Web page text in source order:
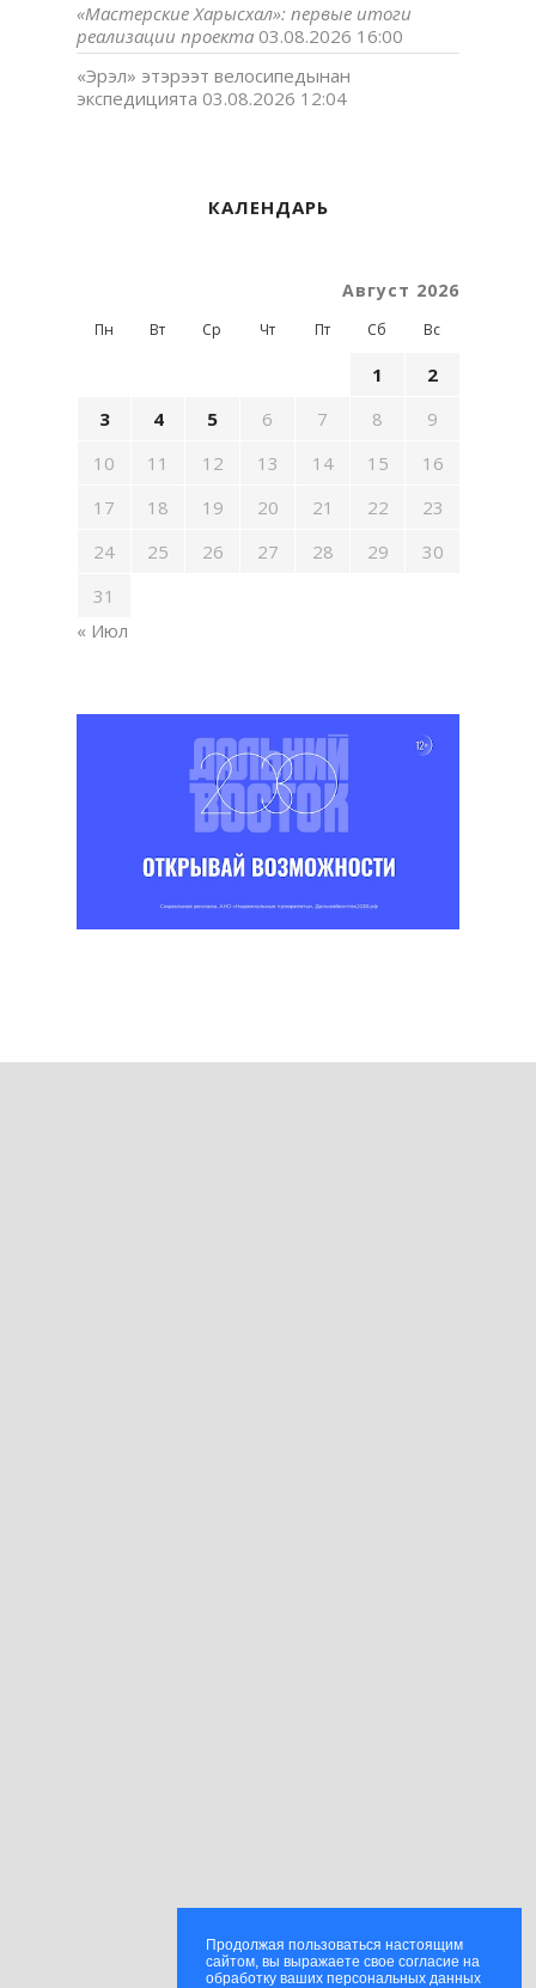
Продолжая пользоваться настоящим
сайтом, вы выражаете свое согласие на
обработку ваших персональных данных
«Мастерские Харысхал»: первые итоги
реализации проекта 03.08.2026 16:00
«Эрэл» этэрээт велосипедынан
экспедицията 03.08.2026 12:04
КАЛЕНДАРЬ
Август 2026
Пн Вт Ср Чт Пт Сб Вс
1
2
3
4 5 6 7 8
9
10
11 12 13 14 15
16
17
18 19 20 21 22
23
24
25 26 27 28 29
30
31
« Июл